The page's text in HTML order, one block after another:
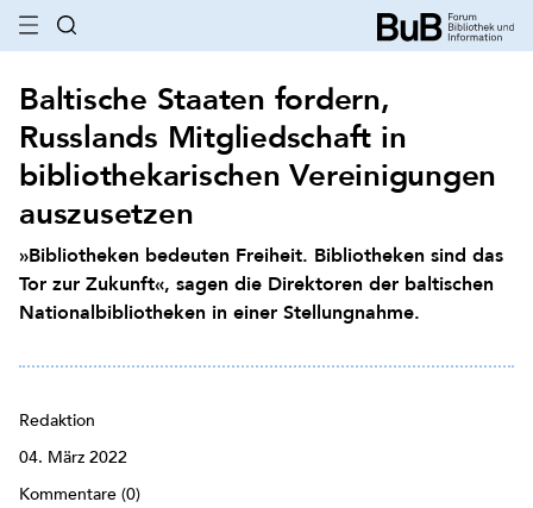
Baltische Staaten fordern,
Russlands Mitgliedschaft in
bibliothekarischen Vereinigungen
auszusetzen
»Bibliotheken bedeuten Freiheit. Bibliotheken sind das
Tor zur Zukunft«, sagen die Direktoren der baltischen
Nationalbibliotheken in einer Stellungnahme.
Redaktion
04. März 2022
Kommentare (0)